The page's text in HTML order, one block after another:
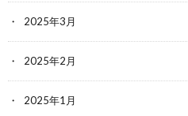
2025年3月
2025年2月
2025年1月